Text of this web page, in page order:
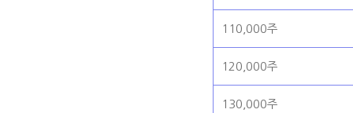
110,000주
120,000주
130,000주